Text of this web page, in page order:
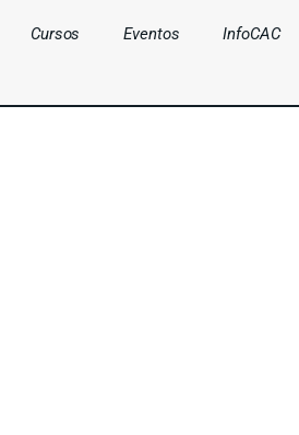
Cursos Eventos InfoCAC